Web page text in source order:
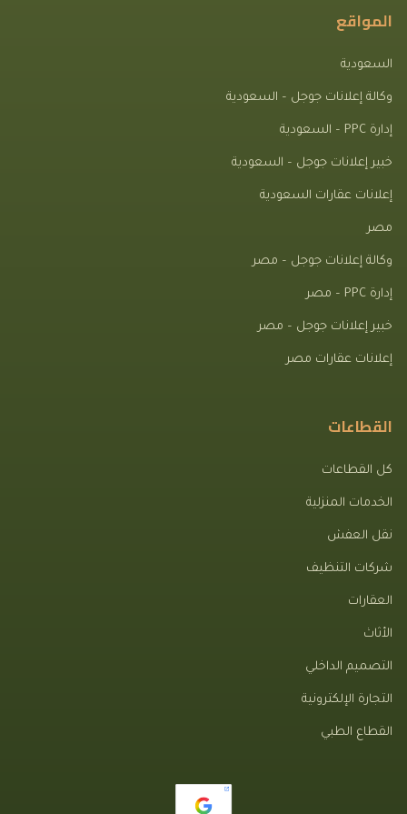
المواقع
السعودية
وكالة إعلانات جوجل – السعودية
إدارة PPC – السعودية
خبير إعلانات جوجل – السعودية
إعلانات عقارات السعودية
مصر
وكالة إعلانات جوجل – مصر
إدارة PPC – مصر
خبير إعلانات جوجل – مصر
إعلانات عقارات مصر
القطاعات
كل القطاعات
الخدمات المنزلية
نقل العفش
شركات التنظيف
العقارات
الأثاث
التصميم الداخلي
التجارة الإلكترونية
القطاع الطبي